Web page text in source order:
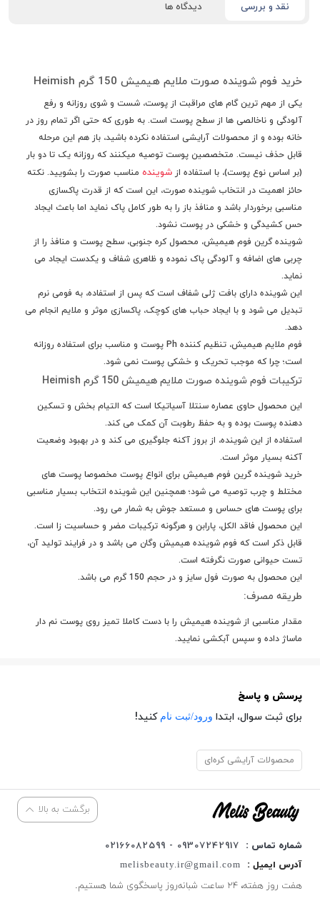
نقد و بررسی دیدگاه ها
خرید فوم شوینده صورت ملایم هیمیش 150 گرم Heimish
یکی از مهم ترین گام های مراقبت از پوست، شست و شوی روزانه و رفع
آلودگی و ناخالصی ها از سطح پوست است. به طوری که حتی اگر تمام روز در
خانه بوده و از محصولات آرایشی استفاده نکرده باشید، باز هم این مرحله
قابل حذف نیست. متخصصین پوست توصیه میکنند که روزانه یک تا دو بار
(بر اساس نوع پوست)، با استفاده از شوینده مناسب صورت را بشویید. نکته
حائز اهمیت در انتخاب شوینده صورت، این است که از قدرت پاکسازی
مناسبی برخوردار باشد و منافذ باز را به طور کامل پاک نماید اما باعث ایجاد
حس کشیدگی و خشکی در پوست نشود.
شوینده گرین فوم هیمیش، محصول کره جنوبی، سطح پوست و منافذ را از
چربی های اضافه و آلودگی پاک نموده و ظاهری شفاف و یکدست ایجاد می
نماید.
این شوینده دارای بافت ژلی شفاف است که پس از استفاده، به فومی نرم
تبدیل می شود و با ایجاد حباب های کوچک، پاکسازی موثر و ملایم انجام می
دهد.
فوم ملایم هیمیش، تنظیم کننده Ph پوست و مناسب برای استفاده روزانه
است؛ چرا که موجب تحریک و خشکی پوست نمی شود.
ترکیبات فوم شوینده صورت ملایم هیمیش 150 گرم Heimish
این محصول حاوی عصاره سنتلا آسیاتیکا است که التیام بخش و تسکین
دهنده پوست بوده و به حفظ رطوبت آن کمک می کند.
استفاده از این شوینده، از بروز آکنه جلوگیری می کند و در بهبود وضعیت
آکنه بسیار موثر است.
خرید شوینده گرین فوم هیمیش برای انواع پوست مخصوصا پوست های
مختلط و چرب توصیه می شود؛ همچنین این شوینده انتخاب بسیار مناسبی
برای پوست های حساس و مستعد جوش به شمار می رود.
این محصول فاقد الکل، پارابن و هرگونه ترکیبات مضر و حساسیت زا است.
قابل ذکر است که فوم شوینده هیمیش وگان می باشد و در فرایند تولید آن،
تست حیوانی صورت نگرفته است.
این محصول به صورت فول سایز و در حجم 150 گرم می باشد.
طریقه مصرف:
مقدار مناسبی از شوینده هیمیش را با دست کاملا تمیز روی پوست نم دار
ماساژ داده و سپس آبکشی نمایید.
پرسش و پاسخ
برای ثبت سوال، ابتدا ورود/ثبت نام کنید!
محصولات آرایشی کره‌ای
برگشت به بالا
شماره تماس :
09307242917 - 02166082599
آدرس ایمیل :
melisbeauty.ir@gmail.com
هفت روز هفته، ۲۴ ساعت شبانه‌روز پاسخگوی شما هستیم.